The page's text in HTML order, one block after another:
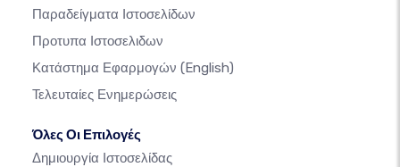
Παραδείγματα Ιστοσελίδων
Προτυπα Ιστοσελιδων
Κατάστημα Εφαρμογών (English)
Τελευταίες Ενημερώσεις
Όλες Οι Επιλογές
Δημιουργία Ιστοσελίδας